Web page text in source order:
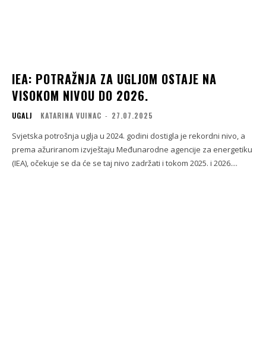
IEA: POTRAŽNJA ZA UGLJOM OSTAJE NA
VISOKOM NIVOU DO 2026.
UGALJ KATARINA VUINAC - 27.07.2025
Svjetska potrošnja uglja u 2024. godini dostigla je rekordni nivo, a
prema ažuriranom izvještaju Međunarodne agencije za energetiku
(IEA), očekuje se da će se taj nivo zadržati i tokom 2025. i 2026....